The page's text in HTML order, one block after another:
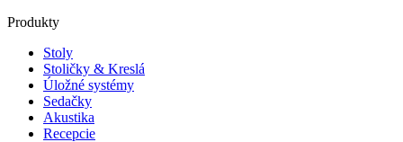
Produkty
Stoly
Stoličky & Kreslá
Úložné systémy
Sedačky
Akustika
Recepcie